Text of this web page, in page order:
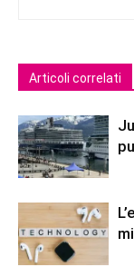
Articoli correlati